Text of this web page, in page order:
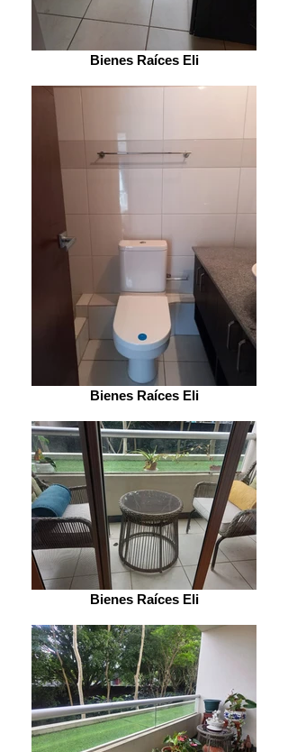
Bienes Raíces Eli
Bienes Raíces Eli
Bienes Raíces Eli